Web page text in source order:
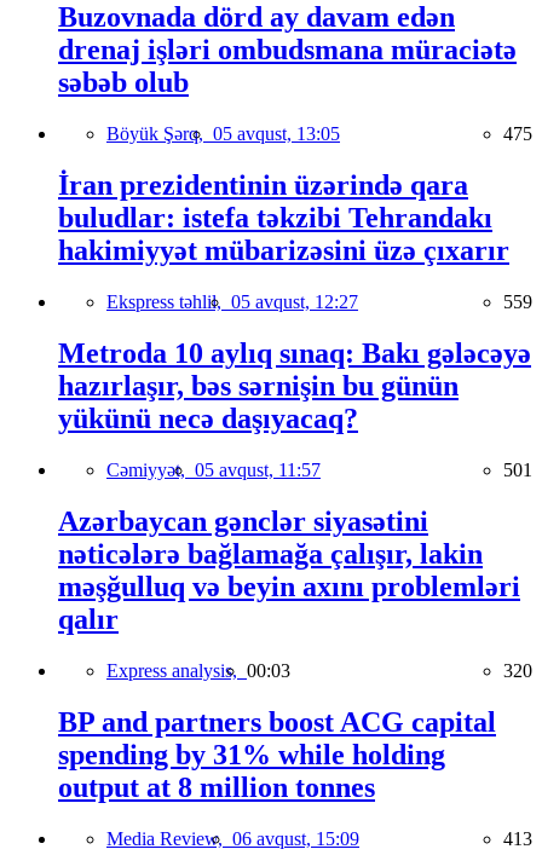
Buzovnada dörd ay davam edən
drenaj işləri ombudsmana müraciətə
səbəb olub
Böyük Şərq, 05 avqust, 13:05 475
İran prezidentinin üzərində qara
buludlar: istefa təkzibi Tehrandakı
hakimiyyət mübarizəsini üzə çıxarır
Ekspress təhlil, 05 avqust, 12:27 559
Metroda 10 aylıq sınaq: Bakı gələcəyə
hazırlaşır, bəs sərnişin bu günün
yükünü necə daşıyacaq?
Cəmiyyət, 05 avqust, 11:57 501
Azərbaycan gənclər siyasətini
nəticələrə bağlamağa çalışır, lakin
məşğulluq və beyin axını problemləri
qalır
Express analysis, 00:03 320
BP and partners boost ACG capital
spending by 31% while holding
output at 8 million tonnes
Media Review, 06 avqust, 15:09 413